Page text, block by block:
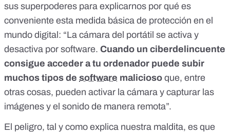
sus superpoderes para explicarnos por qué es
conveniente esta medida básica de protección en el
mundo digital: “La cámara del portátil se activa y
desactiva por software. Cuando un ciberdelincuente
consigue acceder a tu ordenador puede subir
muchos tipos de software malicioso que, entre
otras cosas, pueden activar la cámara y capturar las
imágenes y el sonido de manera remota”.
El peligro, tal y como explica nuestra maldita, es que